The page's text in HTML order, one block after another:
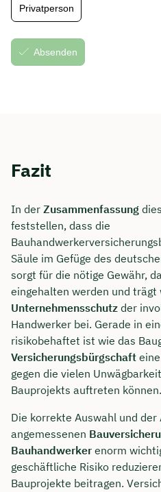
Fazit
In der Zusammenfassung
feststellen, dass die
Säule im Gefüge des
sorgt für die nötige Gewähr,
eingehalten werden und trägt
Unternehmensschutz der
Handwerker bei. Gerade in
risikobehaftet ist wie das
Versicherungsbürgschaft
gegen die vielen
Bauprojekts auftreten können.
Die korrekte Auswahl und der
angemessenen
Bauhandwerker enorm
geschäftliche Risiko
Bauprojekte beitragen.